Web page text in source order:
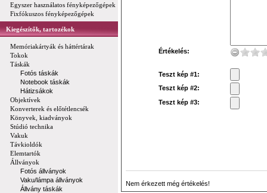
Egyszer használatos fényképezőgépek
Fixfókuszos fényképezőgépek
Kiegészítők, tartozékok
Memóriakártyák és háttértárak
Tokok
Táskák
Fotós táskák
Notebook táskák
Hátizsákok
Objektívek
Konverterek és előtétlencsék
Könyvek, kiadványok
Stúdió technika
Vakuk
Távkioldók
Elemtartók
Állványok
Fotós állványok
Vaku/lámpa állványok
Állvány táskák
Értékelés:
Teszt kép #1:
Teszt kép #2:
Teszt kép #3:
Nem érkezett még értékelés!